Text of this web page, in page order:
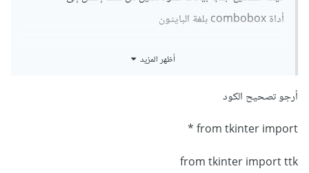
أداة combobox بلغة البايثون
grab columns into combobox py python
أظهر المزيد
أرجو تصحيح الكود
from tkinter import *
from tkinter import ttk